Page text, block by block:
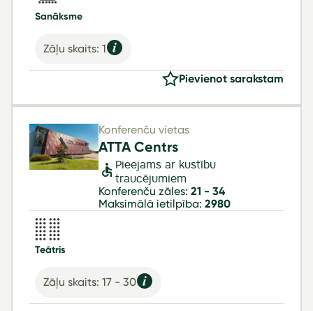
Sanāksme
Zāļu skaits: 1
Pievienot sarakstam
Konferenču vietas
ATTA Centrs
Pieejams ar kustību
traucējumiem
Konferenču zāles: 21 - 34
Maksimālā ietilpība: 2980
Teātris
Zāļu skaits: 17 - 30